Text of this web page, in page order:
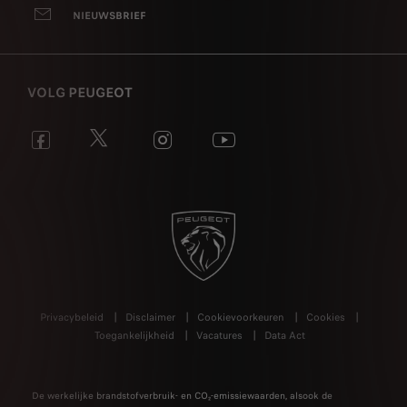
NIEUWSBRIEF
VOLG PEUGEOT
Privacybeleid Disclaimer Cookievoorkeuren
Cookies
Toegankelijkheid
Vacatures Data Act
De werkelijke brandstofverbruik- en CO₂-emissiewaarden, alsook de